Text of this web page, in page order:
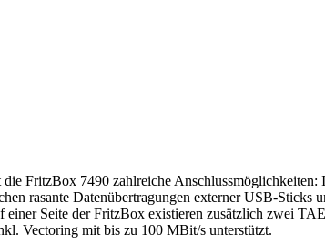
FritzBox 7490 zahlreiche Anschlussmöglichkeiten:
rasante Datenübertragungen externer USB-
Seite der FritzBox existieren zusätzlich zwei
Vectoring mit bis zu 100 MBit/s unterstützt.